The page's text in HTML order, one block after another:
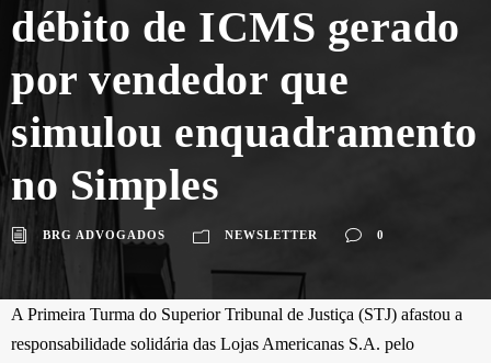
débito de ICMS gerado
por vendedor que
simulou enquadramento
no Simples
BRG ADVOGADOS NEWSLETTER 0
A Primeira Turma do Superior Tribunal de Justiça (STJ) afastou a
responsabilidade solidária das Lojas Americanas S.A. pelo